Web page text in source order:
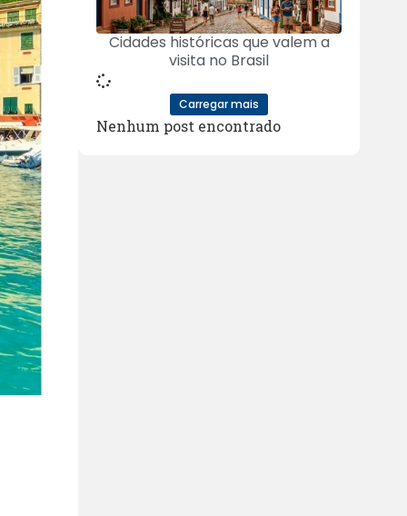
Cidades históricas que valem a
visita no Brasil
Carregar mais
Nenhum post encontrado